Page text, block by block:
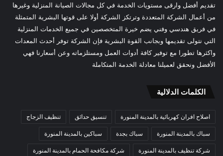
تقديم أفضل وارقى مستويات الخدمة في كل مجالات الصيانة المنزلية وغيرها
من أعمال الشركة المتعددة وترتكز الشركة أولا على قوتها البشرية المتمثلة
في فريق هندسي وفني يضم خيرة المتخصصين في جميع الخدمات المنزلية
التي نتولى تقديمها وبجانب القوة البشرية فإن الشركة توفر أحدث المعدات
واكثرها تطورا مع توفير كافة أدوات العمل ومستلزماته وعن أسعارنا فهي
الأفضل ونحقق لعميلنا معادلة الخدمة المتكاملة
الكلمات الدلالية
اصلاح افران كهربائية بالمدينة المنورة تنسيق حدائق تنظيف الزجاج
سباك بالمدينة المنورة سباك بجدة سباكين بالمدينة المنورة
شركة تنظيف بالمدينة المنورة شركة مكافحة الحمام بالمدينة المنورة